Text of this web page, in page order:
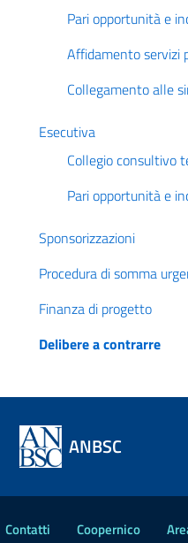
Pari opportunità e
Affidamento servizi
Collegamento alle
Esecutiva
Collegio consultivo
Pari opportunità e
Sponsorizzazioni
Procedura di somma
Finanza di progetto
Delibere a contrarre
ANBSC
Contatti Coopernico